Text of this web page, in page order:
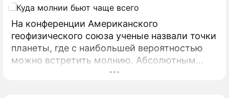
хозяйственную жизнь человека и несут в
себе опасность для здоровья.
На конференции Американского
геофизического союза ученые назвали точки
планеты, где с наибольшей вероятностью
можно встретить молнию. Абсолютным
рекордсменом стало озеро Маракайбо в